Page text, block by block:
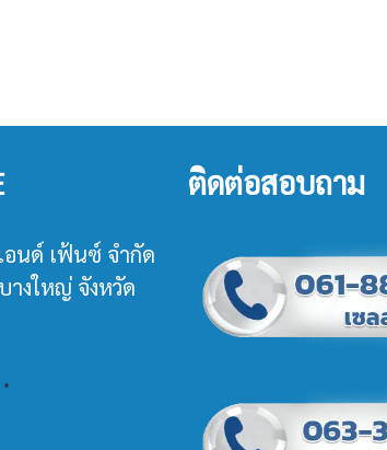
นด์ เฟ้นซ์ จำกัด
างใหญ่ จังหวัด
ติดต่อสอบถาม